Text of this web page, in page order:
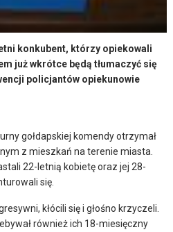
konkubent, którzy opiekowali
już wkrótce będą tłumaczyć się
policjantów opiekunowie
gołdapskiej komendy otrzymał
z mieszkań na terenie miasta.
22-letnią kobietę oraz jej 28-
się.
kłócili się i głośno krzyczeli.
również ich 18-miesięczny